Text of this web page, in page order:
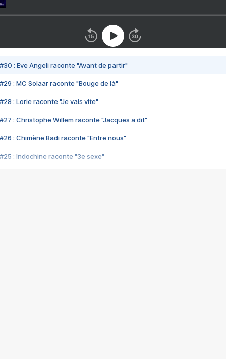
#30 : Eve Angeli raconte "Avant de partir"
#29 : MC Solaar raconte "Bouge de là"
#28 : Lorie raconte "Je vais vite"
#27 : Christophe Willem raconte "Jacques a dit"
#26 : Chimène Badi raconte "Entre nous"
#25 : Indochine raconte "3e sexe"